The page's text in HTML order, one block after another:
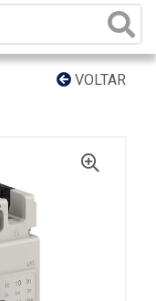
VOLTAR